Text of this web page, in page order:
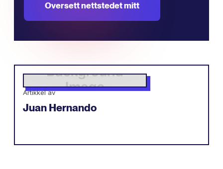
Oversett nettstedet mitt
Artikkel av
Juan Hernando